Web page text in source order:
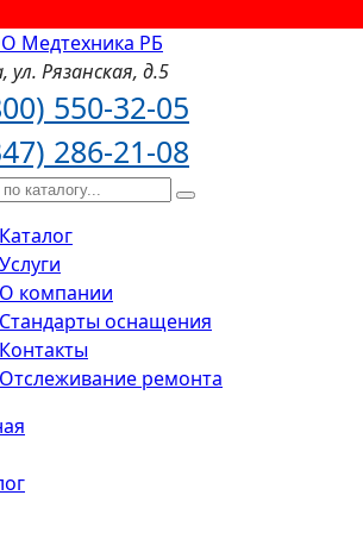
ул. Рязанская, д.5
550-32-05
286-21-08
Каталог
Услуги
О компании
Стандарты оснащения
Контакты
Отслеживание ремонта